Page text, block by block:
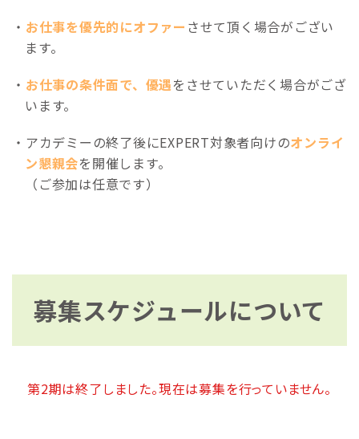
お仕事を優先的にオファー させて頂く場合がござい
ます。
お仕事の条件面で、優遇をさせていただく場合がござ
います。
アカデミーの終了後にEXPERT対象者向けのオンライ
ン懇親会を開催します。
（ご参加は任意です）
募集スケジュールについて
第2期は終了しました。現在は募集を行っていません。